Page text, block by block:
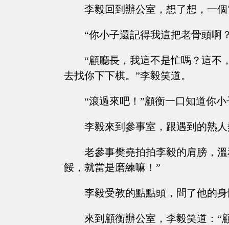
李毅回到辦公室，想了想，一
“你小子還記得我這把老骨頭啊
“顧廳長，我這不是忙嗎？這不
去找你下下棋。”李毅笑道。
“滾過來吧！”顧衡一口知道你
李毅來到參事室，跟遇到的熟
老參事樊堯拍拍李毅的肩膀，
餒，就當是磨練嘛！”
李毅受教的點點頭，問了他的
來到顧衡辦公室，李毅笑道：“